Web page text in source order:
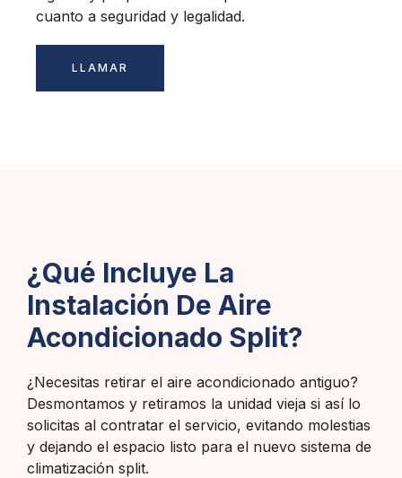
cuanto a seguridad y legalidad.
LLAMAR
¿Qué Incluye La
Instalación De Aire
Acondicionado Split?
¿Necesitas retirar el aire acondicionado antiguo?
Desmontamos y retiramos la unidad vieja si así lo
solicitas al contratar el servicio, evitando molestias
y dejando el espacio listo para el nuevo sistema de
climatización split.